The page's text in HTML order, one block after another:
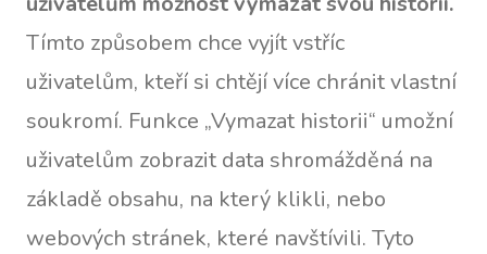
Tímto způsobem chce vyjít vstříc
uživatelům, kteří si chtějí více chránit vlastní
soukromí. Funkce „Vymazat historii“ umožní
uživatelům zobrazit data shromážděná na
základě obsahu, na který klikli, nebo
webových stránek, které navštívili. Tyto